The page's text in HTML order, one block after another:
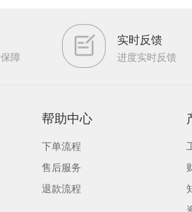
障
实时反馈
进度实时反馈
帮助中心
下单流程
售后服务
退款流程